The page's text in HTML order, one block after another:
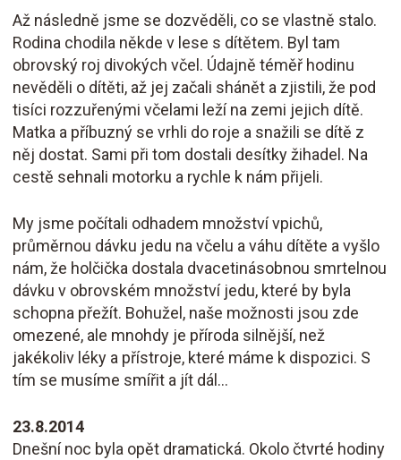
Až následně jsme se dozvěděli, co se vlastně stalo.
Rodina chodila někde v lese s dítětem. Byl tam
obrovský roj divokých včel. Údajně téměř hodinu
nevěděli o dítěti, až jej začali shánět a zjistili, že pod
tisíci rozzuřenými včelami leží na zemi jejich dítě.
Matka a příbuzný se vrhli do roje a snažili se dítě z
něj dostat. Sami při tom dostali desítky žihadel. Na
cestě sehnali motorku a rychle k nám přijeli.
My jsme počítali odhadem množství vpichů,
průměrnou dávku jedu na včelu a váhu dítěte a vyšlo
nám, že holčička dostala dvacetinásobnou smrtelnou
dávku v obrovském množství jedu, které by byla
schopna přežít. Bohužel, naše možnosti jsou zde
omezené, ale mnohdy je příroda silnější, než
jakékoliv léky a přístroje, které máme k dispozici. S
tím se musíme smířit a jít dál...
23.8.2014
Dnešní noc byla opět dramatická. Okolo čtvrté hodiny